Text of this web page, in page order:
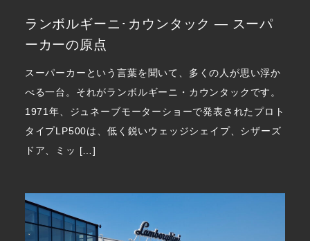
ランボルギーニ･カウンタック ― スーパ
ーカーの原点
スーパーカーという言葉を聞いて、多くの人が思い浮か
べる一台。それがランボルギーニ・カウンタックです。
1971年、ジュネーブモーターショーで発表されたプロト
タイプLP500は、低く鋭いウェッジシェイプ、シザーズ
ドア、ミッ […]